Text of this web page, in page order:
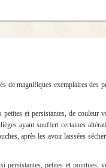
de magnifiques exemplaires des
petites et persistantes, de
ayant souffert certaines
après les avoir laissées
persistantes, petites et pointues,